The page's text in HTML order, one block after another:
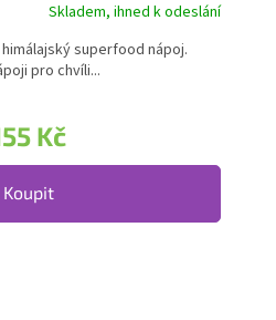
je 3,0 z 5 hvězdiček.
Skladem, ihned k odeslání
Kč
Koupit
superfood nápoj.
pro chvíli...